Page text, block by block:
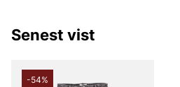
Bootcut, baggy, straight, slim
mænd og kvinder.
Senest vist
-54%